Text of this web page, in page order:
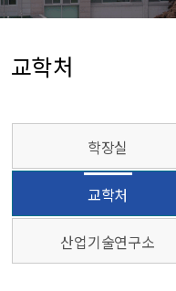
교학처
학장실
교학처
산업기술연구소